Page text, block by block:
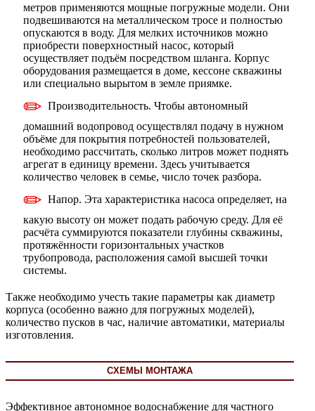
метров применяются мощные погружные модели. Они
подвешиваются на металлическом тросе и полностью
опускаются в воду. Для мелких источников можно
приобрести поверхностный насос, который
осуществляет подъём посредством шланга. Корпус
оборудования размещается в доме, кессоне скважины
или специально вырытом в земле приямке.
Производительность. Чтобы автономный
домашний водопровод осуществлял подачу в нужном
объёме для покрытия потребностей пользователей,
необходимо рассчитать, сколько литров может поднять
агрегат в единицу времени. Здесь учитывается
количество человек в семье, число точек разбора.
Напор. Эта характеристика насоса определяет, на
какую высоту он может подать рабочую среду. Для её
расчёта суммируются показатели глубины скважины,
протяжённости горизонтальных участков
трубопровода, расположения самой высшей точки
системы.
Также необходимо учесть такие параметры как диаметр
корпуса (особенно важно для погружных моделей),
количество пусков в час, наличие автоматики, материалы
изготовления.
СХЕМЫ МОНТАЖА
Эффективное автономное водоснабжение для частного